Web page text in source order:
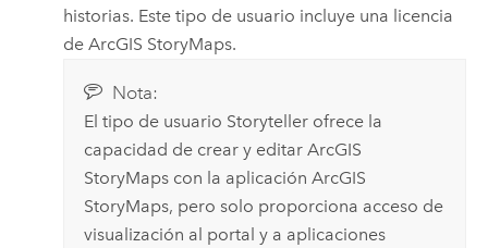
historias. Este tipo de usuario incluye una licencia
deArcGIS StoryMaps.
Nota:
El tipo de usuario Storytellerofrece la
capacidad de crear y editar ArcGIS
StoryMapscon la aplicación ArcGIS
StoryMaps, pero solo proporciona acceso de
visualización al portal y a aplicaciones